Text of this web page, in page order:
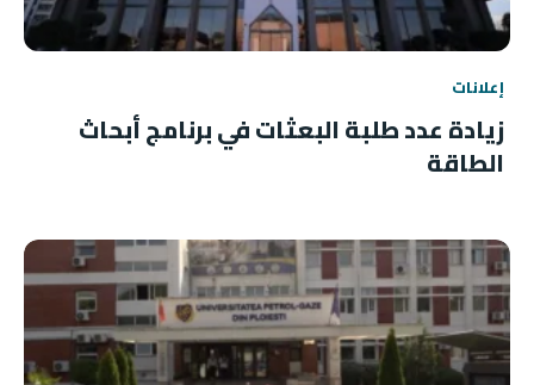
إعلانات
زيادة عدد طلبة البعثات في برنامج أبحاث
الطاقة